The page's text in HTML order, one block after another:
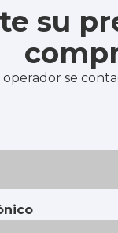
su
se